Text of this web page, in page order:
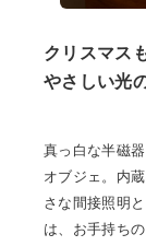
クリスマス
やさしい光
真っ白な半磁
オブジェ。内
さな間接照明
は、お手持ち